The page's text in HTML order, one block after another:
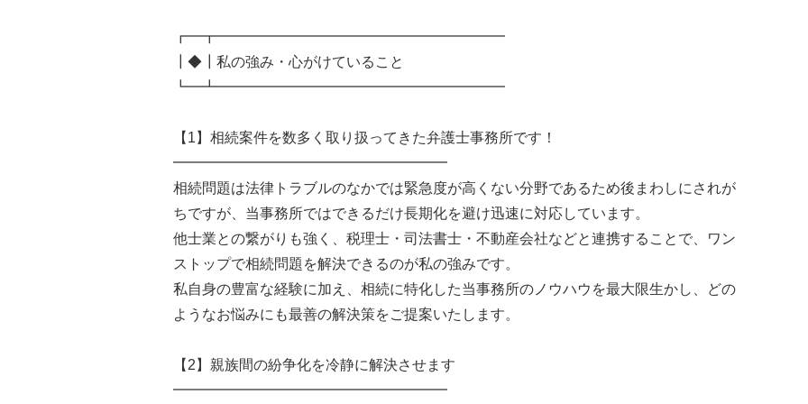
┏━┳━━━━━━━━━━━━━━━━━━━━
┃◆┃私の強み・心がけていること
┗━┻━━━━━━━━━━━━━━━━━━━━
【1】相続案件を数多く取り扱ってきた弁護士事務所です！
━━━━━━━━━━━━━━━━━━━
相続問題は法律トラブルのなかでは緊急度が高くない分野であるため後まわしにされが
ちですが、当事務所ではできるだけ長期化を避け迅速に対応しています。
他士業との繋がりも強く、税理士・司法書士・不動産会社などと連携することで、ワン
ストップで相続問題を解決できるのが私の強みです。
私自身の豊富な経験に加え、相続に特化した当事務所のノウハウを最大限生かし、どの
ようなお悩みにも最善の解決策をご提案いたします。
【2】親族間の紛争化を冷静に解決させます
━━━━━━━━━━━━━━━━━━━